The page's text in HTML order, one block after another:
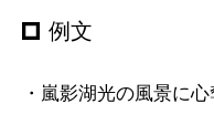
例文
・嵐影湖光の風景に心